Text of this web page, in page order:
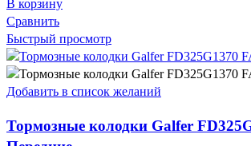
В корзину
Сравнить
Быстрый просмотр
Добавить в список желаний
Тормозные колодки Galfer